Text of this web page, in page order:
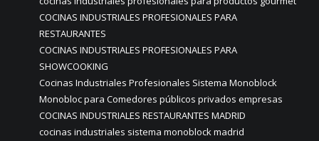
COCINAS INDUSTRIALES PROFESIONALES PARA
RESTAURANTES
COCINAS INDUSTRIALES PROFESIONALES PARA
SHOWCOOKING
Cocinas Industriales Profesionales Sistema Monoblock
Monobloc para Comedores públicos privados empresas
COCINAS INDUSTRIALES RESTAURANTES MADRID
cocinas industriales sistema monoblock madrid